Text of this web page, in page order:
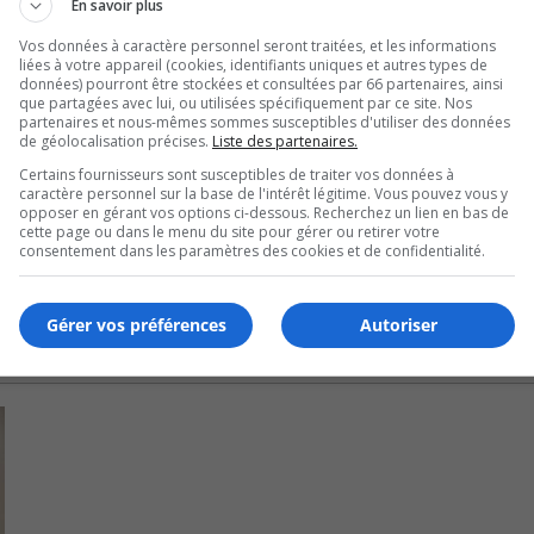
avec le ministère des Transports du Québec.
publiques pour soutenir la croissance
site.
les prochaines étapes du projet, ainsi que des
les berges et la faune.
En savoir plus
Vos données à caractère personnel seront traitées, et les informations
liées à votre appareil (cookies, identifiants uniques et autres types de
données) pourront être stockées et consultées par 66 partenaires, ainsi
que partagées avec lui, ou utilisées spécifiquement par ce site. Nos
partenaires et nous-mêmes sommes susceptibles d'utiliser des données
de géolocalisation précises. Liste des partenaires.
Certains fournisseurs sont susceptibles de traiter vos données à
caractère personnel sur la base de l'intérêt légitime. Vous pouvez vous y
opposer en gérant vos options ci-dessous. Recherchez un lien en bas de
cette page ou dans le menu du site pour gérer ou retirer votre
consentement dans les paramètres des cookies et de confidentialité.
Autoriser
Gérer vos préférences